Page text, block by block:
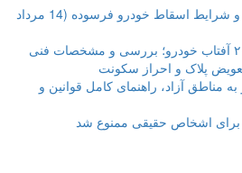
راهنمای کامل مراحل و شرایط اسقاط خودرو فرسوده (14 مرداد
پلاک و احراز سکونت
آزاد، راهنمای کامل قوانین و
اشخاص حقیقی ممنوع شد